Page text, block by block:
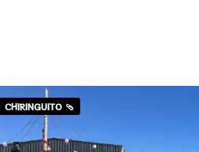
CHIRINGUITO 🩴